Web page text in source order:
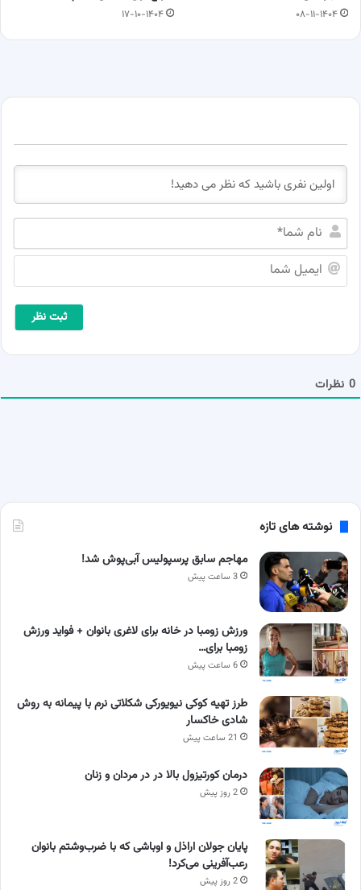
۰۸-۱۱-۱۴۰۴ ۱۷-۱۰-۱۴۰۴
م
م
م
0 نظرات
نوشته های تازه
مهاجم سابق پرسپولیس آبی‌پوش شد!
3 ساعت پیش
ورزش زومبا در خانه برای لاغری بانوان + فواید ورزش
زومبا برای…
6 ساعت پیش
طرز تهیه کوکی نیویورکی شکلاتی نرم با پیمانه به روش
شادی خاکسار
21 ساعت پیش
درمان کورتیزول بالا در در مردان و زنان
2 روز پیش
پایان جولان اراذل و اوباشی که با ضرب‌وشتم بانوان
رعب‌آفرینی می‌کرد!
2 روز پیش